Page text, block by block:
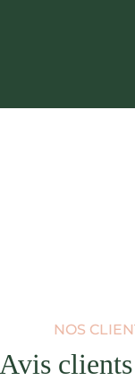
NOS
Avis